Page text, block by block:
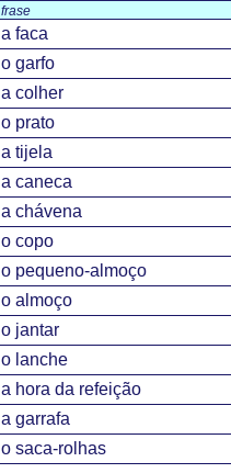
frase
a faca
o garfo
a colher
o prato
a tijela
a caneca
a chávena
o copo
o pequeno-almoço
o almoço
o jantar
o lanche
a hora da refeição
a garrafa
o saca-rolhas